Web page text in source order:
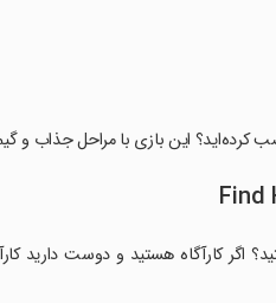
اگر کارآگاه هستید و دوست دارید